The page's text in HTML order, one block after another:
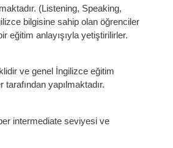
(Listening, Speaking,
bilgisine sahip olan öğrenciler
eğitim anlayışıyla yetiştirilirler.
ve genel İngilizce eğitim
yapılmaktadır.
intermediate seviyesi ve